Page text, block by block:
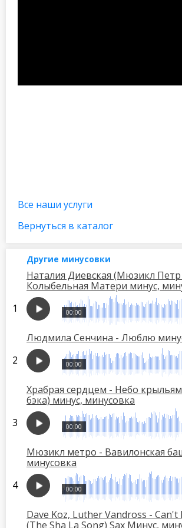
Все наши услуги
Вернуться в каталог
Другие минусовки
Наталия Диевская (Мюзикл Петр
Колыбельная Матери минус,
00:00
Людмила Сенчина - Люблю
00:00
Храбрая сердцем - Небо
бэка) минус, минусовка
00:00
Мюзикл метро - Вавилонская
минусовка
00:00
Dave Koz, Luther Vandross - Can't
(The Sha La Song) Sax Минус,